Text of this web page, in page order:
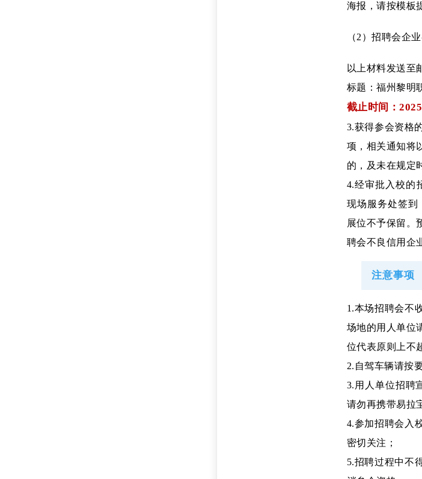
海报，请按模板
（2）招聘会企
以上材料发送至
标题：福州黎明
截止时间：
3.获得参会资格
项，相关通知将
的，及未在规定
4.经审批入校的
现场服务处签到
展位不予保留。
聘会不良信用企
注意事项
1.本场招聘会不
场地的用人单位
位代表原则上不
2.自驾车辆请按
3.用人单位招聘
请勿再携带易拉
4.参加招聘会入
密切关注；
5.招聘过程中不